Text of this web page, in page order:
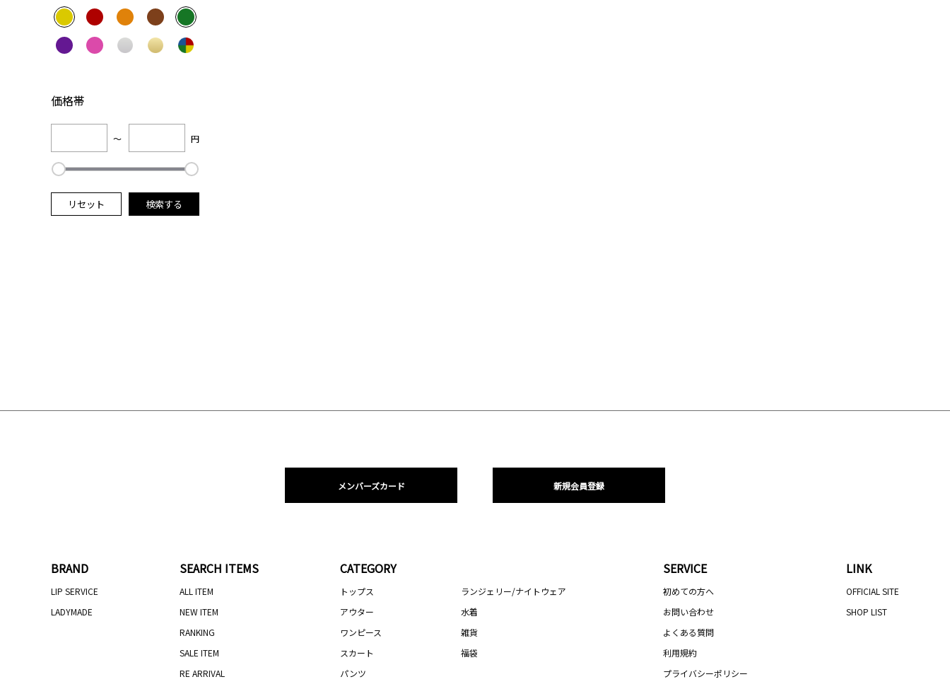
価格帯
～ 円
リセット 検索する
メンバーズカード 新規会員登録
BRAND
LIP SERVICE
LADYMADE
SEARCH ITEMS
ALL ITEM
NEW ITEM
RANKING
SALE ITEM
RE ARRIVAL
CATEGORY
トップス
アウター
ワンピース
スカート
パンツ
ランジェリー/ナイトウェア
水着
雑貨
福袋
SERVICE
初めての方へ
お問い合わせ
よくある質問
利用規約
プライバシーポリシー
LINK
OFFICIAL SITE
SHOP LIST